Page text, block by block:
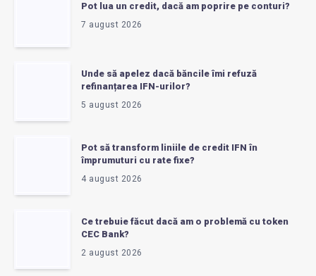
Pot lua un credit, dacă am poprire pe conturi?
7 august 2026
Unde să apelez dacă băncile îmi refuză
refinanțarea IFN-urilor?
5 august 2026
Pot să transform liniile de credit IFN în
împrumuturi cu rate fixe?
4 august 2026
Ce trebuie făcut dacă am o problemă cu token
CEC Bank?
2 august 2026